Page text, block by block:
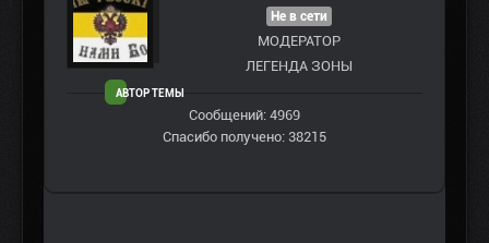
АВТОР ТЕМЫ
Не в сети
МОДЕРАТОР
ЛЕГЕНДА ЗОНЫ
Сообщений: 4969
Спасибо получено: 38215